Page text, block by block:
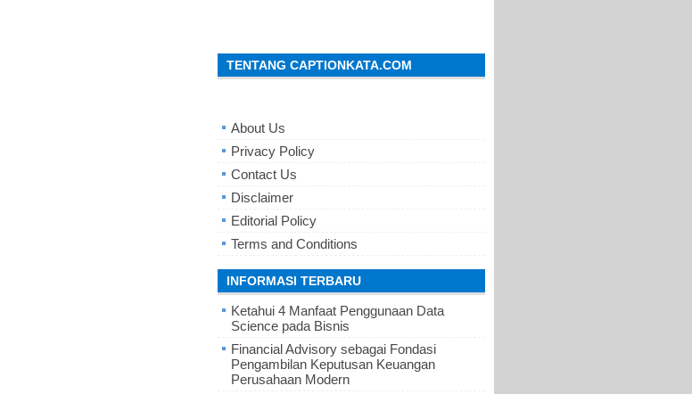
TENTANG CAPTIONKATA.COM
About Us
Privacy Policy
Contact Us
Disclaimer
Editorial Policy
Terms and Conditions
INFORMASI TERBARU
Ketahui 4 Manfaat Penggunaan Data
Science pada Bisnis
Financial Advisory sebagai Fondasi
Pengambilan Keputusan Keuangan
Perusahaan Modern